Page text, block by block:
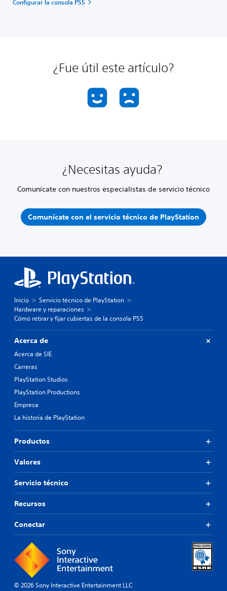
Configurar la consola PS5
¿Fue útil este artículo?
¿Necesitas ayuda?
Comunícate con nuestros especialistas de servicio técnico
Comunícate con el servicio técnico de PlayStation
Inicio
Servicio técnico de PlayStation
Hardware y reparaciones
Cómo retirar y fijar cubiertas de la consola PS5
Acerca de
Acerca de SIE
Carreras
PlayStation Studios
PlayStation Productions
Empresa
La historia de PlayStation
Productos
Valores
Servicio técnico
Recursos
Conectar
© 2026 Sony Interactive Entertainment LLC